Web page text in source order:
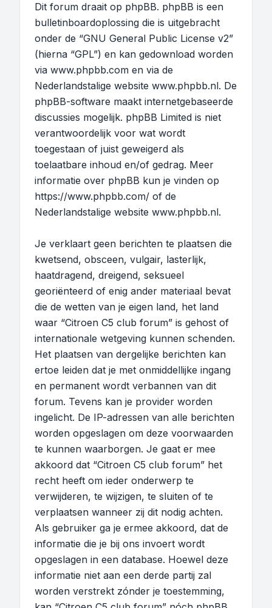
Dit forum draait op phpBB. phpBB is een
bulletinboardoplossing die is uitgebracht
onder de “GNU General Public License v2”
(hierna “GPL”) en kan gedownload worden
via www.phpbb.com en via de
Nederlandstalige website www.phpbb.nl. De
phpBB-software maakt internetgebaseerde
discussies mogelijk. phpBB Limited is niet
verantwoordelijk voor wat wordt
toegestaan of juist geweigerd als
toelaatbare inhoud en/of gedrag. Meer
informatie over phpBB kun je vinden op
https://www.phpbb.com/ of de
Nederlandstalige website www.phpbb.nl.
Je verklaart geen berichten te plaatsen die
kwetsend, obsceen, vulgair, lasterlijk,
haatdragend, dreigend, seksueel
georiënteerd of enig ander materiaal bevat
die de wetten van je eigen land, het land
waar “Citroen C5 club forum” is gehost of
internationale wetgeving kunnen schenden.
Het plaatsen van dergelijke berichten kan
ertoe leiden dat je met onmiddellijke ingang
en permanent wordt verbannen van dit
forum. Tevens kan je provider worden
ingelicht. De IP-adressen van alle berichten
worden opgeslagen om deze voorwaarden
te kunnen waarborgen. Je gaat er mee
akkoord dat “Citroen C5 club forum” het
recht heeft om ieder onderwerp te
verwijderen, te wijzigen, te sluiten of te
verplaatsen wanneer zij dit nodig achten.
Als gebruiker ga je ermee akkoord, dat de
informatie die je bij ons invoert wordt
opgeslagen in een database. Hoewel deze
informatie niet aan een derde partij zal
worden verstrekt zónder je toestemming,